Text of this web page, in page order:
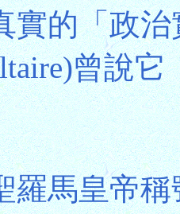
實的「政
曾說
羅馬皇帝